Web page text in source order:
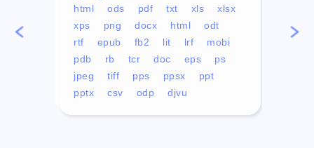
html ods pdf txt xls
xlsx
xps
png docx html
odt
rtf
epub fb2 lit lrf
mobi
pdb
rb tcr doc eps
ps
jpeg
tiff pps ppsx
ppt
pptx
csv odp djvu
mp4